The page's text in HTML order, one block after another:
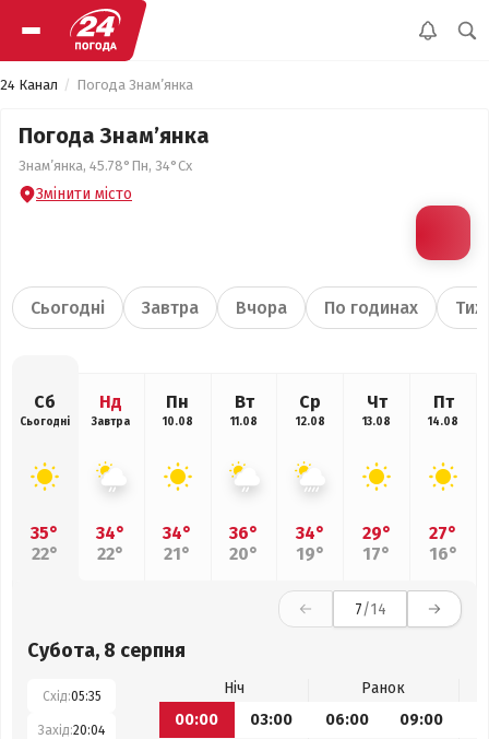
24 Канал Погода Знам’янка
Погода Знам’янка
Знам’янка, 45.78°Пн, 34°Сх
Змінити місто
Сьогодні Завтра Вчора По годинах
Сб
Сьогодні
35°
22°
Нд
Завтра
34°
22°
Пн
10.08
34°
21°
Вт
11.08
36°
20°
Ср
12.08
34°
19°
Чт
13.08
29°
17°
Пт
14.08
27°
16°
7/14
Субота, 8 серпня
Схід:05:35
Захід:20:04
Ніч
Ранок
00:00
03:00 06:00 09:00